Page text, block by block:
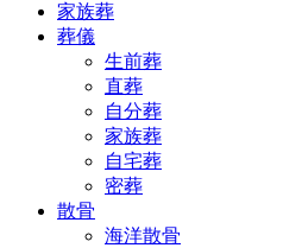
家族葬
葬儀
生前葬
直葬
自分葬
家族葬
自宅葬
密葬
散骨
海洋散骨